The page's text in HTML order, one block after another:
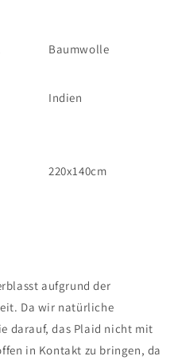
Baumwolle
Indien
220x140cm
aufgrund der
Da wir natürliche
darauf, das Plaid nicht mit
in Kontakt zu bringen, da